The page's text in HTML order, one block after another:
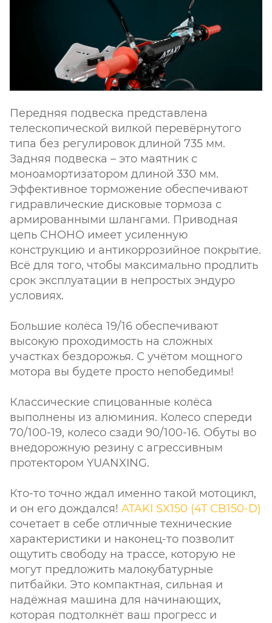
Передняя подвеска представлена
телескопической вилкой перевёрнутого
типа без регулировок длиной 735 мм.
Задняя подвеска – это маятник с
моноамортизатором длиной 330 мм.
Эффективное торможение обеспечивают
гидравлические дисковые тормоза с
армированными шлангами. Приводная
цепь CHOHO имеет усиленную
конструкцию и антикоррозийное покрытие.
Всё для того, чтобы максимально продлить
срок эксплуатации в непростых эндуро
условиях.
Большие колёса 19/16 обеспечивают
высокую проходимость на сложных
участках бездорожья. С учётом мощного
мотора вы будете просто непобедимы!
Классические спицованные колёса
выполнены из алюминия. Колесо спереди
70/100-19, колесо сзади 90/100-16. Обуты во
внедорожную резину с агрессивным
протектором YUANXING.
Кто-то точно ждал именно такой мотоцикл,
и он его дождался! ATAKI SX150 (4T CB150-D)
сочетает в себе отличные технические
характеристики и наконец-то позволит
ощутить свободу на трассе, которую не
могут предложить малокубатурные
питбайки. Это компактная, сильная и
надёжная машина для начинающих,
которая подтолкнёт ваш прогресс и